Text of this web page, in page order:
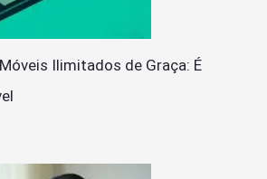
Ilimitados de Graça: É